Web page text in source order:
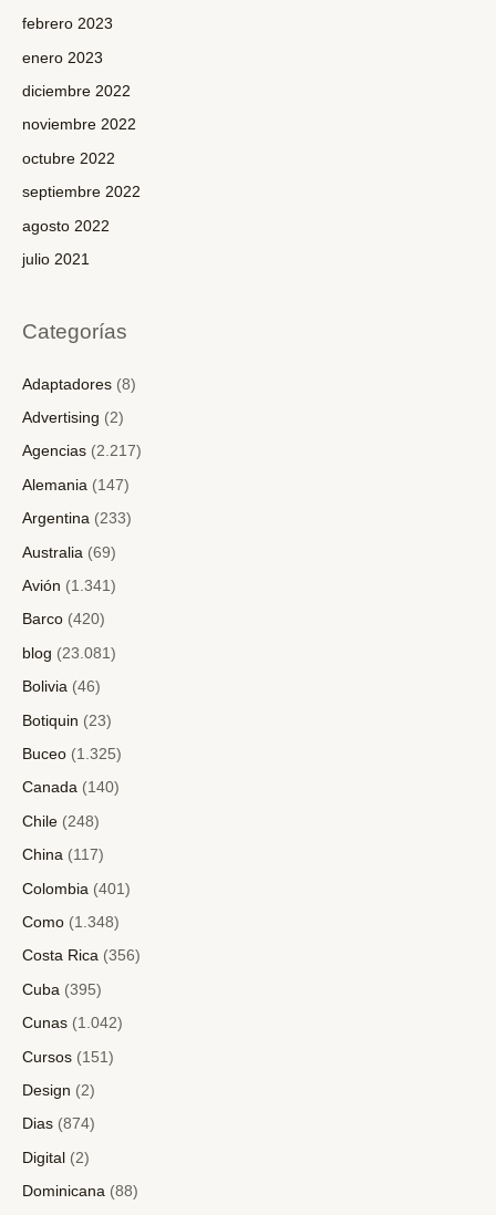
febrero 2023
enero 2023
diciembre 2022
noviembre 2022
octubre 2022
septiembre 2022
agosto 2022
julio 2021
Categorías
Adaptadores (8)
Advertising (2)
Agencias (2.217)
Alemania (147)
Argentina (233)
Australia (69)
Avión (1.341)
Barco (420)
blog (23.081)
Bolivia (46)
Botiquin (23)
Buceo (1.325)
Canada (140)
Chile (248)
China (117)
Colombia (401)
Como (1.348)
Costa Rica (356)
Cuba (395)
Cunas (1.042)
Cursos (151)
Design (2)
Dias (874)
Digital (2)
Dominicana (88)